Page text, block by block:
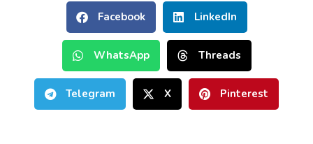
Facebook LinkedIn
WhatsApp Threads
Telegram X Pinterest